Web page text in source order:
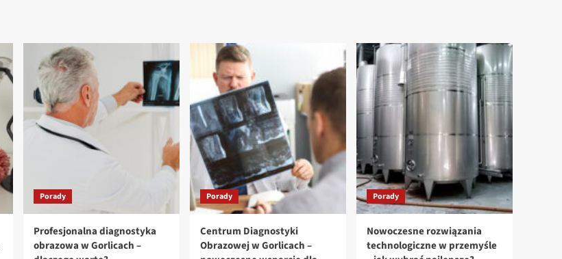
Porady
Profesjonalna diagnostyka
obrazowa w Gorlicach –
Porady
Centrum Diagnostyki
Obrazowej w Gorlicach –
Porady
Nowoczesne rozwiązania
technologiczne w przemyśle